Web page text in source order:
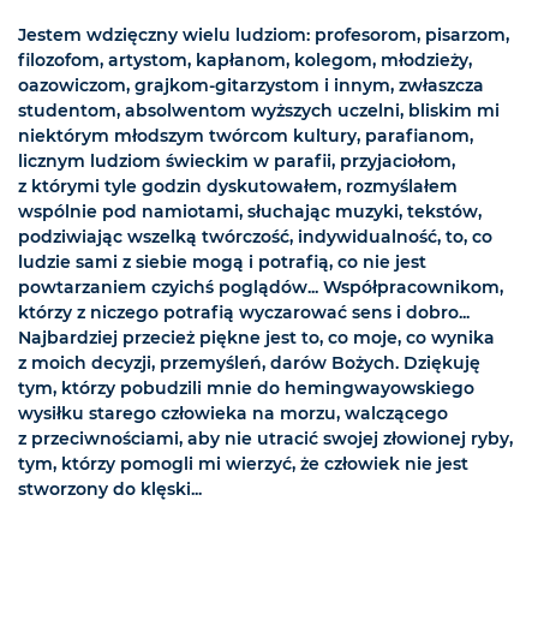
Jestem wdzięczny wielu ludziom: profesorom, pisarzom,
filozofom, artystom, kapłanom, kolegom, młodzieży,
oazowiczom, grajkom-gitarzystom i innym, zwłaszcza
studentom, absolwentom wyższych uczelni, bliskim mi
niektórym młodszym twórcom kultury, parafianom,
licznym ludziom świeckim w parafii, przyjaciołom,
z którymi tyle godzin dyskutowałem, rozmyślałem
wspólnie pod namiotami, słuchając muzyki, tekstów,
podziwiając wszelką twórczość, indywidualność, to, co
ludzie sami z siebie mogą i potrafią, co nie jest
powtarzaniem czyichś poglądów... Współpracownikom,
którzy z niczego potrafią wyczarować sens i dobro...
Najbardziej przecież piękne jest to, co moje, co wynika
z moich decyzji, przemyśleń, darów Bożych. Dziękuję
tym, którzy pobudzili mnie do hemingwayowskiego
wysiłku starego człowieka na morzu, walczącego
z przeciwnościami, aby nie utracić swojej złowionej ryby,
tym, którzy pomogli mi wierzyć, że człowiek nie jest
stworzony do klęski...